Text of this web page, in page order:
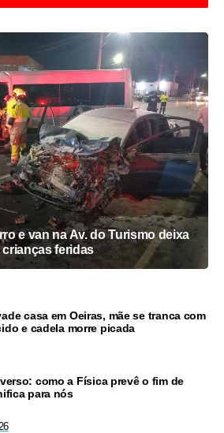
e van na Av. do Turismo deixa
feridas
casa em Oeiras, mãe se tranca com
e cadela morre picada
como a Física prevê o fim de
para nós